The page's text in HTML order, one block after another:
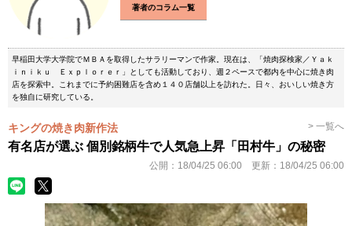
著者のコラム一覧
早稲田大学大学院でＭＢＡを取得したサラリーマンで作家。現在は、「焼肉探検家／Ｙａｋ
ｉｎｉｋｕ Ｅｘｐｌｏｒｅｒ」としても活動しており、週２ペースで都内を中心に焼き肉
店を探索中。これまでに予約困難店を含め１４０店舗以上を訪れた。日々、おいしい焼き方
を独自に研究している。
キングの焼き肉新作法 > 一覧へ
有名店が選ぶ 個別銘柄牛で人気急上昇「田村牛」の秘密
公開： 18/04/25 06:00 更新： 18/04/25 06:00